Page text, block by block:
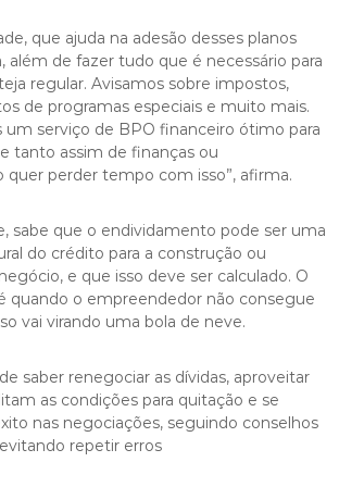
que ajuda na adesão desses planos
além de fazer tudo que é necessário para
regular. Avisamos sobre impostos,
de programas especiais e muito mais.
um serviço de BPO financeiro ótimo para
tanto assim de finanças ou
quer perder tempo com isso”, afirma.
sabe que o endividamento pode ser uma
do crédito para a construção ou
e que isso deve ser calculado. O
quando o empreendedor não consegue
vai virando uma bola de neve.
saber renegociar as dívidas, aproveitar
as condições para quitação e se
nas negociações, seguindo conselhos
repetir erros